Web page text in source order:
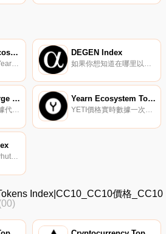
PieDAO Yearn Ecosystem Pie
YPIE價格實時數據Yearn生態系統派（YPIE）是PieDAO；PieVaults實現,能夠直接與DeFi上的協議接觸,帶來元治理,并為每個Pie的底層資產釋放更高的生產力.
DEGEN Index
PieDAO DEFI Large Cap
DEFI+L價格實時數據代表大盤股DeFi項目的指數。
Yearn Ecosystem Token Index
YETI價格實時數據一次性購買8個DeFi藍籌股：獲得獎勵,參與基金管理和協議治理。
PDI價格實時數據, Phuture DeFi Index（PDI）提供了按市值計算的去中心化金融部門頂級加密資產的敞口。該指數中的資產是以太坊生態系統的一部分。近年來,該行業呈指數級增長,以下將標志著個人和機構投資者進入一個令人興奮的采用周期.
Index|CC10_CC10價格_CC10